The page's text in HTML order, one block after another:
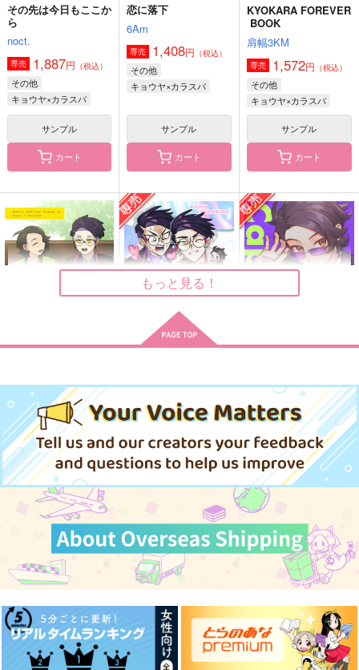
エブリデイラプソディ
ー
所詮絵空事
1,257円（税込）
カラスバ×キョウヤ
ふたり
127pounds
1,430円（税込）
カラスバ×キョウヤ
作品詳細
キョカラ短編集
どんでんがえし
787円（税込）
キョウヤ×カラスバ
その影法師は居場所を
RUGGED
キョウヤ×カラスバ
サンプル
世界がそれを愛と呼ん
でも、
8ビート
キョウヤ×カラスバ
サンプル
妄想×願望コンフュー
787円（税込）
キョウヤ×カラスバ
サンプル
その先は今日もここか
ら
noct.
専売 1,887円 （税込）
その他
キョウヤ×カラスバ
サンプル
カート
恋に落下
6Am
専売 1,408円 （税込）
その他
キョウヤ×カラスバ
サンプル
カート
KYOKARA FOREVER
BOOK
肩幅3KM
専売 1,572円 （税込）
その他
キョウヤ×カラスバ
サンプル
カート
五時間睡眠
787円（税込）
その他
キョウヤ×カラスバ
サンプル
カート
るなや！
369LOOP
専売 787円
その他
キョウヤ×カラスバ
サンプル
mimimi
専売 787円（税込）
キョウヤ×カラスバ
サンプル
もっと見る！